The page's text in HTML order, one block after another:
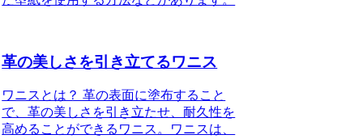
革の美しさを引き立てるワニス
ワニスとは？ 革の表面に塗布すること
で、革の美しさを引き立たせ、耐久性を
高めることができるワニス。ワニスは、